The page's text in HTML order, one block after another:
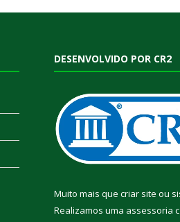
DESENVOLVIDO POR CR2
Muito mais que criar site ou
Realizamos uma assessoria